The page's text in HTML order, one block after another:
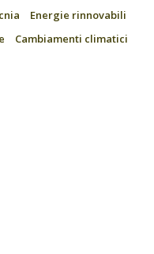
Energie rinnovabili
Cambiamenti climatici